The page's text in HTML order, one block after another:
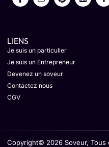
LIENS
Je suis un particulier
Je suis un Entrepreneur
Devenez un soveur
Contactez nous
CGV
Copyright© 2026 Soveur, Tous